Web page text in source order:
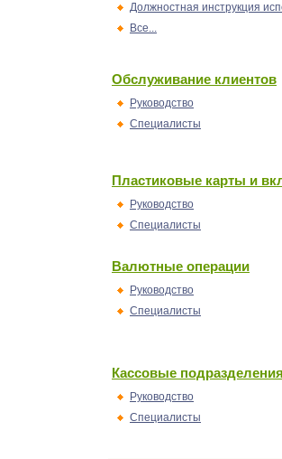
Должностная инструкция
Все...
Обслуживание клиентов
Руководство
Специалисты
Пластиковые карты и
Руководство
Специалисты
Валютные операции
Руководство
Специалисты
Кассовые
Руководство
Специалисты